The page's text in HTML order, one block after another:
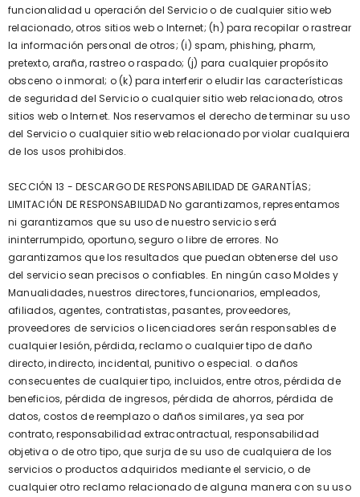
funcionalidad u operación del Servicio o de cualquier sitio web
relacionado, otros sitios web o Internet; (h) para recopilar o rastrear
la información personal de otros; (i) spam, phishing, pharm,
pretexto, araña, rastreo o raspado; (j) para cualquier propósito
obsceno o inmoral; o (k) para interferir o eludir las características
de seguridad del Servicio o cualquier sitio web relacionado, otros
sitios web o Internet. Nos reservamos el derecho de terminar su uso
del Servicio o cualquier sitio web relacionado por violar cualquiera
de los usos prohibidos.
SECCIÓN 13 - DESCARGO DE RESPONSABILIDAD DE GARANTÍAS;
LIMITACIÓN DE RESPONSABILIDAD No garantizamos, representamos
ni garantizamos que su uso de nuestro servicio será
ininterrumpido, oportuno, seguro o libre de errores. No
garantizamos que los resultados que puedan obtenerse del uso
del servicio sean precisos o confiables. En ningún caso Moldes y
Manualidades, nuestros directores, funcionarios, empleados,
afiliados, agentes, contratistas, pasantes, proveedores,
proveedores de servicios o licenciadores serán responsables de
cualquier lesión, pérdida, reclamo o cualquier tipo de daño
directo, indirecto, incidental, punitivo o especial. o daños
consecuentes de cualquier tipo, incluidos, entre otros, pérdida de
beneficios, pérdida de ingresos, pérdida de ahorros, pérdida de
datos, costos de reemplazo o daños similares, ya sea por
contrato, responsabilidad extracontractual, responsabilidad
objetiva o de otro tipo, que surja de su uso de cualquiera de los
servicios o productos adquiridos mediante el servicio, o de
cualquier otro reclamo relacionado de alguna manera con su uso